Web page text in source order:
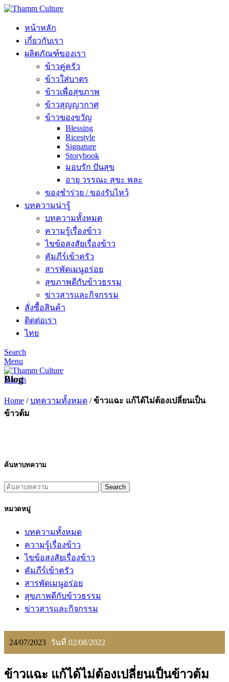
หน้าหลัก
เกี่ยวกับเรา
ผลิตภัณฑ์ของเรา
ข้าวคู่ครัว
ข้าวใส่บาตร
ข้าวเพื่อสุขภาพ
ข้าวสุญญากาศ
ข้าวของขวัญ
Blessing
Ricestyle
Signature
Storybook
มอบรัก ปันสุข
อายุ วรรณะ สุขะ พละ
ของชำร่วย / ของรับไหว้
บทความน่ารู้
บทความทั้งหมด
ความรู้เรื่องข้าว
ไขข้อสงสัยเรื่องข้าว
คัมภีร์เข้าครัว
สารพัดเมนูอร่อย
สุขภาพดีกับข้าวธรรม
ข่าวสารและกิจกรรม
สั่งซื้อสินค้า
ติดต่อเรา
ไทย
Search
Menu
Search
Blog
Home /บทความทั้งหมด /ข้าวแฉะ แก้ได้ไม่ต้องเปลี่ยนเป็น
ข้าวต้ม
ค้นหาบทความ
Search
หมวดหมู่
บทความทั้งหมด
ความรู้เรื่องข้าว
ไขข้อสงสัยเรื่องข้าว
คัมภีร์เข้าครัว
สารพัดเมนูอร่อย
สุขภาพดีกับข้าวธรรม
ข่าวสารและกิจกรรม
24/07/2023 วันที่ 02/08/2022
ข้าวแฉะ แก้ได้ไม่ต้องเปลี่ยนเป็นข้าวต้ม